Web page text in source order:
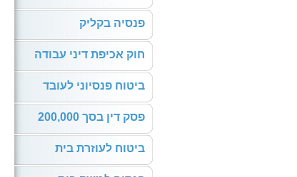
פנסיה בקליק
חוק אכיפת דיני עבודה
ביטוח פנסיוני לעובד
פסק דין בסך 200,000
ביטוח לעוזרת בית